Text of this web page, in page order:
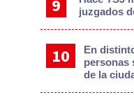
juzgados
En
personas
de la